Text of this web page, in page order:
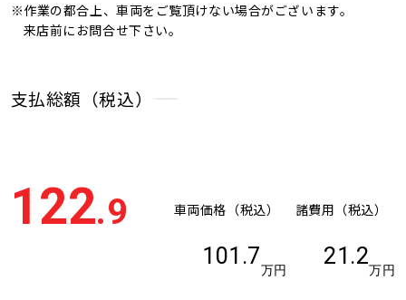
※作業の都合上、車両をご覧頂けない場合がございます。
来店前にお問合せ下さい。
支払総額（税込）
122.9 車両価格（税込）
101.7
万円
諸費用（税込）
21.2
万円